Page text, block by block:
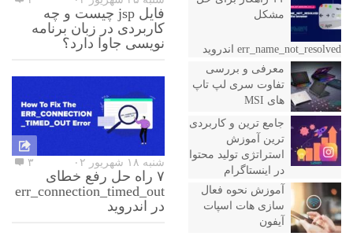
مشکل
err_name_not_resolved اندروید
معرفی و بررسی
تفاوت سری لپ تاپ
های MSI
جامع ترین و کاربردی
ترین آموزش
استراتژی تولید محتوا
در اینستاگرام
آموزش نحوه فعال
سازی هات اسپات
آیفون
فایل jsp چیست و چه
کاربردی در زبان برنامه
نویسی جاوا دارد؟
شنبه ۱۸ شهریور ۰۲ ۳
۷ راه حل رفع خطای
err_connection_timed_out
در اندروید